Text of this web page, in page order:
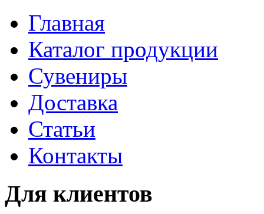
Главная
Каталог продукции
Сувениры
Доставка
Статьи
Контакты
Для клиентов